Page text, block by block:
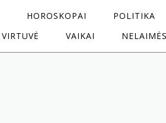
HOROSKOPAI
POLITIKA
VIRTUVĖ
VAIKAI